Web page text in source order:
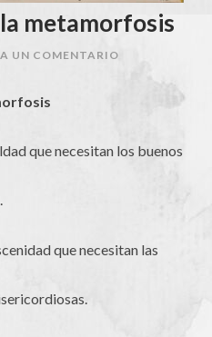
metamorfosis
UN COMENTARIO
que necesitan los buenos
que necesitan las